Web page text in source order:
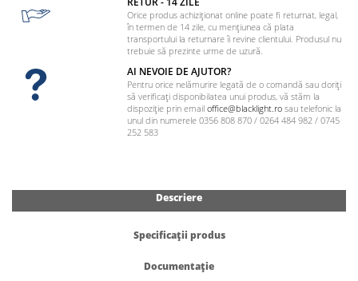
Orice produs achiziționat online poate fi returnat, legal,
în termen de 14 zile, cu mențiunea că plata
transportului la returnare îi revine clientului. Produsul nu
trebuie să prezinte urme de uzură.
AI NEVOIE DE AJUTOR?
Pentru orice nelămurire legată de o comandă sau doriți
să verificați disponibilatea unui produs, vă stăm la
dispoziție prin emailoffice@blacklight.ro sau telefonic la
unul din numerele 0356 808 870 / 0264 484 982 / 0745
252 583
Descriere
Specificații produs
Documentație